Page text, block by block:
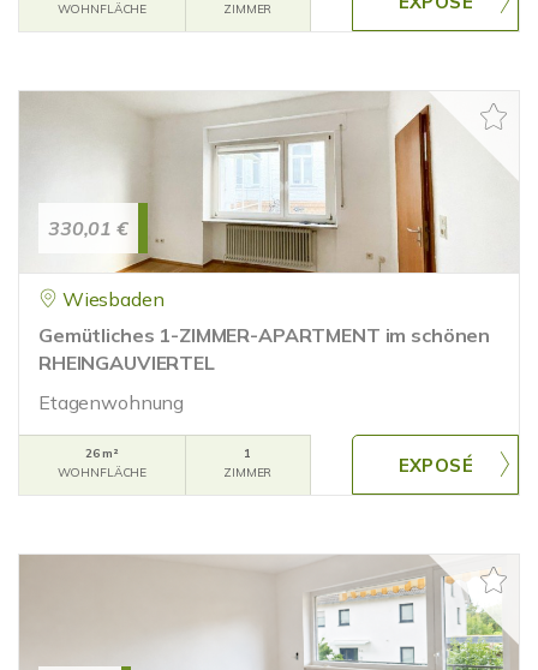
WOHNFLÄCHE
ZIMMER
330,01 €
Wiesbaden
Gemütliches 1-ZIMMER-APARTMENT im schönen
RHEINGAUVIERTEL
Etagenwohnung
26 m²
WOHNFLÄCHE
1
ZIMMER